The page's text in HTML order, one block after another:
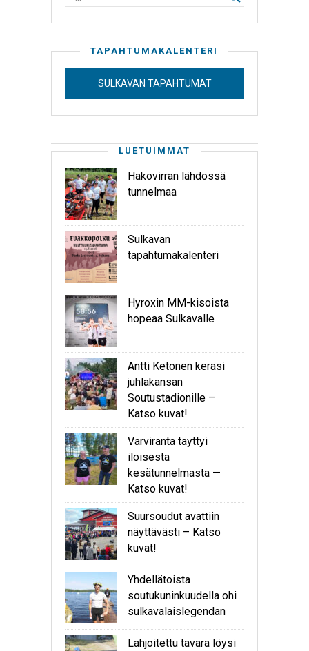
TAPAHTUMAKALENTERI
SULKAVAN TAPAHTUMAT
LUETUIMMAT
Hakovirran lähdössä
tunnelmaa
Sulkavan
tapahtumakalenteri
Hyroxin MM-kisoista
hopeaa Sulkavalle
Antti Ketonen keräsi
juhlakansan
Soutustadionille –
Katso kuvat!
Varviranta täyttyi
iloisesta
kesätunnelmasta —
Katso kuvat!
Suursoudut avattiin
näyttävästi – Katso
kuvat!
Yhdellätoista
soutukuninkuudella ohi
sulkavalaislegendan
Lahjoitettu tavara löysi